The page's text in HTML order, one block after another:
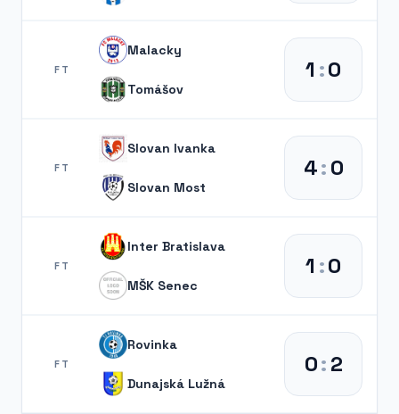
FT
Malacky
Tomášov
1 :0
FT
Slovan Ivanka
Slovan Most
4:0
FT
Inter Bratislava
MŠK Senec
1 :0
FT
Rovinka
Dunajská Lužná
0:2